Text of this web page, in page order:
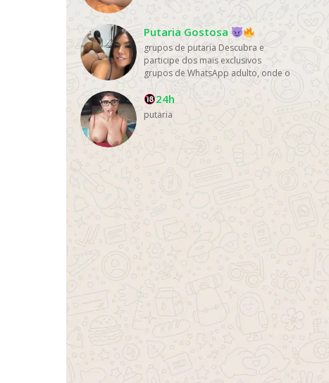
Putaria Gostosa
grupos de putaria Descubra e
participe dos mais exclusivos
grupos de WhatsApp adulto, onde o
entretenimento e as...
24h
putaria